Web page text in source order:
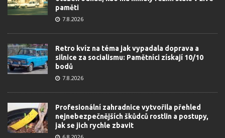
paměti
7.8.2026
Retro kvíz na téma jak vypadala doprava a
silnice za socialismu: Pamětníci získají 10/10
bodů
7.8.2026
Profesionální zahradnice vytvořila přehled
nejnebezpečnějších škůdců rostlin a postupy,
jak se jich rychle zbavit